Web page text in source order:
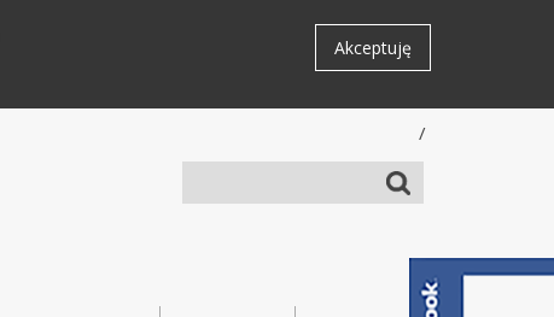
Akceptuję
/